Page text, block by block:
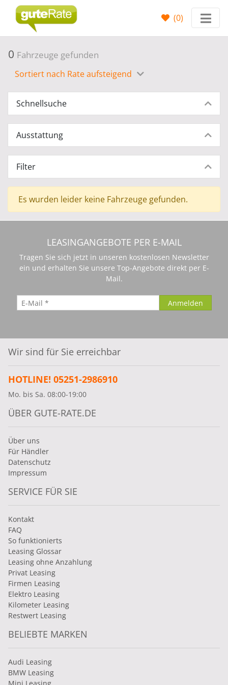
(0)
0 Fahrzeuge gefunden
Sortiert nach Rate aufsteigend
Schnellsuche
Ausstattung
Filter
Es wurden leider keine Fahrzeuge gefunden.
LEASINGANGEBOTE PER E-MAIL
Tragen Sie sich jetzt in unseren kostenlosen Newsletter
ein und erhalten Sie unsere Top-Angebote direkt per E-
Mail.
Wir sind für Sie erreichbar
HOTLINE! 05251-2986910
Mo. bis Sa. 08:00-19:00
ÜBER GUTE-RATE.DE
Über uns
Für Händler
Datenschutz
Impressum
SERVICE FÜR SIE
Kontakt
FAQ
So funktionierts
Leasing Glossar
Leasing ohne Anzahlung
Privat Leasing
Firmen Leasing
Elektro Leasing
Kilometer Leasing
Restwert Leasing
BELIEBTE MARKEN
Audi Leasing
BMW Leasing